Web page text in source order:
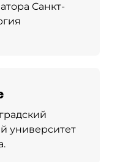
Санкт-
университет